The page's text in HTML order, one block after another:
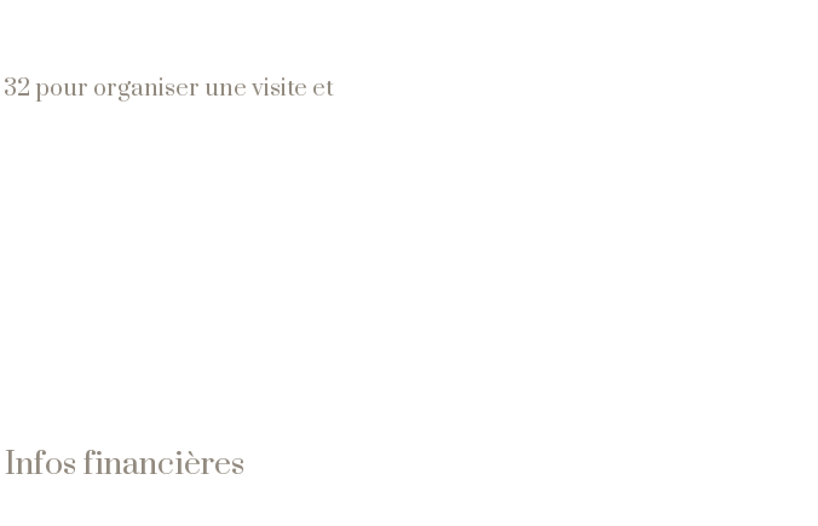
pour organiser une visite et
Infos financières